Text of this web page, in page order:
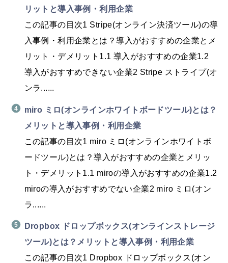
リットと導入事例・利用企業
この記事の目次1 Stripe(オンライン決済ツール)の導
入事例・利用企業とは？導入がおすすめの企業とメ
リット・デメリット1.1 導入がおすすめの企業1.2
導入がおすすめできない企業2 Stripe ストライプ(オ
ンラ......
miro ミロ(オンラインホワイトボードツール)とは？
メリットと導入事例・利用企業
この記事の目次1 miro ミロ(オンラインホワイトボ
ードツール)とは？導入がおすすめの企業とメリッ
ト・デメリット1.1 miroの導入がおすすめの企業1.2
miroの導入がおすすめでない企業2 miro ミロ(オン
ラ......
Dropbox ドロップボックス(オンラインストレージ
ツール)とは？メリットと導入事例・利用企業
この記事の目次1 Dropbox ドロップボックス(オン